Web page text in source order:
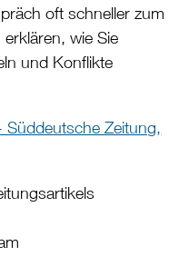
oft schneller zum
wie Sie
und Konflikte
Süddeutsche Zeitung,